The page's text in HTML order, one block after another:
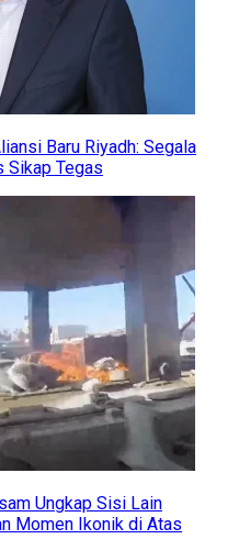
Baru Riyadh: Segala
Sikap Tegas
Ungkap Sisi Lain
Momen Ikonik di Atas